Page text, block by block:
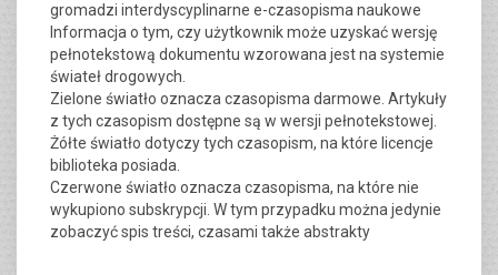
gromadzi interdyscyplinarne e-czasopisma naukowe
Informacja o tym, czy użytkownik może uzyskać wersję
pełnotekstową dokumentu wzorowana jest na systemie
świateł drogowych.
Zielone światło oznacza czasopisma darmowe. Artykuły
z tych czasopism dostępne są w wersji pełnotekstowej.
Żółte światło dotyczy tych czasopism, na które licencje
biblioteka posiada.
Czerwone światło oznacza czasopisma, na które nie
wykupiono subskrypcji. W tym przypadku można jedynie
zobaczyć spis treści, czasami także abstrakty